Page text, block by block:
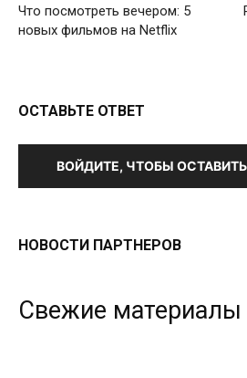
Что посмотреть вечером: 5
новых фильмов на Netflix
ОСТАВЬТЕ ОТВЕТ
ВОЙДИТЕ, ЧТОБЫ
НОВОСТИ ПАРТНЕРОВ
Свежие материалы